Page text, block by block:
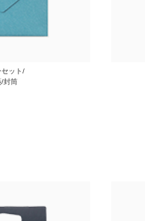
セット/
/封筒